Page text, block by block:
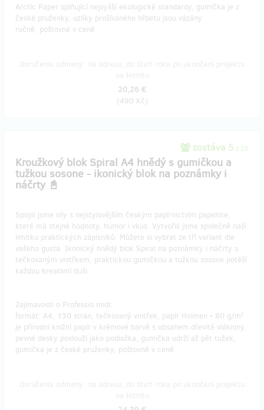
Arctic Paper splňující nejvyšší ekologické standardy, gumička je z
české pruženky, uzlíky prošívaného hřbetu jsou vázány
ručně, poštovné v ceně
20,26 €
(490 Kč)
zostáva 5 z 25
Kroužkový blok Spiral A4 hnědý s gumičkou a
tužkou sosone - ikonický blok na poznámky i
náčrty 📓
Spojili jsme síly s nejstylovějším českým papírnictvím papelote,
které má stejné hodnoty, humor i vkus. Vytvořili jsme společně naši
limitku praktických zápisníků. Můžete si vybrat ze tří variant dle
vašeho gusta. Ikonický hnědý blok Spiral na poznámky i náčrty s
tečkovaným vnitřkem, praktickou gumičkou a tužkou sosone potěší
každou kreativní duši.
Zajímavosti o Professio midi:
formát: A4, 130 stran, tečkovaný vnitřek, papír Holmen • 80 g/m²
je přírodní knižní papír v krémové barvě s obsahem dřevité vlákniny,
pevné desky poslouží jako podložka, gumička udrží až pět tužek,
gumička je z české pruženky, poštovné v ceně